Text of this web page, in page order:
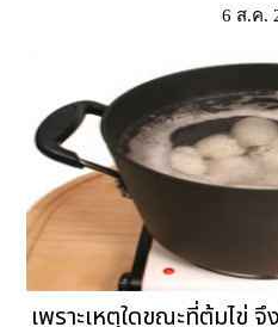
6 ส.ค.
เพราะเหตุใดขณะที่ต้มไข่